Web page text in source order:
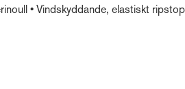
• Vindskyddande, elastiskt